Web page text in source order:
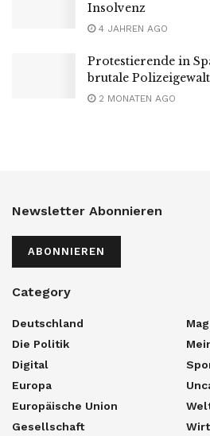
Insolvenz
4 JAHREN AGO
Protestierende in
brutale
2 MONATEN AGO
Newsletter Abonnieren
ABONNIEREN
Category
Deutschland
Die Politik
Digital
Europa
Europäische Union
Gesellschaft